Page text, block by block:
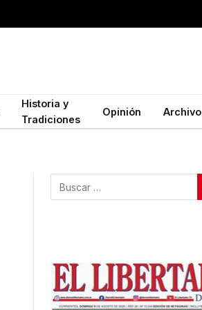
Historia y
Tradiciones
Opinión Archivo